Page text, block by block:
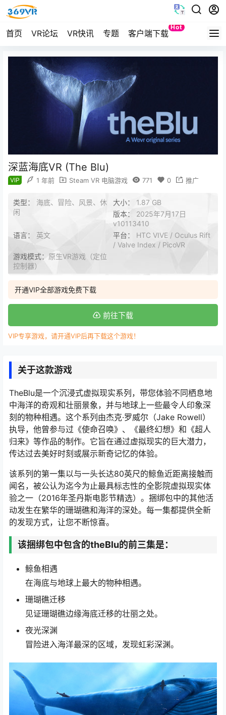
首页 VR论坛 VR快讯 专题 客户端下载
Hot
Quest
深蓝海底VR (The Blu)
VIP 1 年前 Steam VR 电脑游戏 771 0 推广
类型： 海底、冒险、风景、休
闲
大小： 1.87 GB
版本： 2025年7月17日
v10113410
语言： 英文 平台： HTC VIVE / Oculus Rift
/ Valve Index / PicoVR
游戏模式： 原生VR游戏（定位
控制器）
开通VIP全部游戏免费下载
前往下载
VIP专享游戏，请开通VIP后再下载这个游戏！
关于这款游戏
TheBlu是一个沉浸式虚拟现实系列，带您体验不同栖息地
中海洋的奇观和壮丽景象，并与地球上一些最令人印象深
刻的物种相遇。这个系列由杰克·罗威尔（Jake Rowell）
执导，他曾参与过《使命召唤》、《最终幻想》和《超人
归来》等作品的制作。它旨在通过虚拟现实的巨大潜力，
传达过去美好时刻或展示新奇记忆的体验。
该系列的第一集以与一头长达80英尺的鲸鱼近距离接触而
闻名，被公认为迄今为止最具标志性的全影院虚拟现实体
验之一（2016年圣丹斯电影节精选）。捆绑包中的其他活
动发生在繁华的珊瑚礁和海洋的深处。每一集都提供全新
的发现方式，让您不断惊喜。
该捆绑包中包含的theBlu的前三集是：
鲸鱼相遇
在海底与地球上最大的物种相遇。
珊瑚礁迁移
见证珊瑚礁边缘海底迁移的壮丽之处。
夜光深渊
冒险进入海洋最深的区域，发现虹彩深渊。